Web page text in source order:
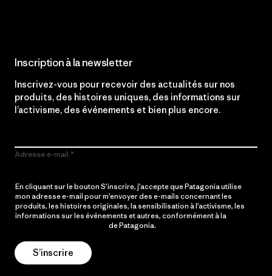
Inscription à la newsletter
Inscrivez-vous pour recevoir des actualités sur nos
produits, des histoires uniques, des informations sur
l’activisme, des événements et bien plus encore.
Adresse e-mail
En cliquant sur le bouton S’inscrire, j’accepte que Patagonia utilise
mon adresse e-mail pour m’envoyer des e-mails concernant les
produits, les histoires originales, la sensibilisation à l’activisme, les
informations sur les événements et autres, conformément à la
de Patagonia.
S’inscrire